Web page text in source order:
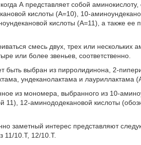
А представляет собой
кислоты (А=10), 10-
кислоты (А=11), а также ее
смесь двух, трех или нескольких
или более звеньев, соответственно.
быть выбран из пирролидинона, 2-
ундеканолактама и лауриллактама
из мономера, выбранного из 10-
11), 12-аминододекановой кислоты
заметный интерес представляют
10.Т, 12/10.Т.